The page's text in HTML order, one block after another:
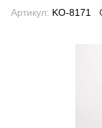
Артикул: KO-8171